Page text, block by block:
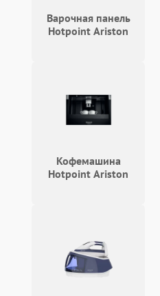
Не горит подсветка
Варочная панель
Hotpoint Ariston
Кофемашина
Hotpoint Ariston